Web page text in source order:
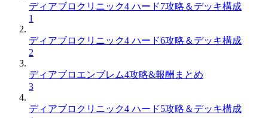
ディアブロクリニック4 ハード7攻略＆デッキ構成
1
ディアブロクリニック4 ハード6攻略＆デッキ構成
2
ディアブロエンブレム4攻略&報酬まとめ
3
ディアブロクリニック4 ハード5攻略＆デッキ構成